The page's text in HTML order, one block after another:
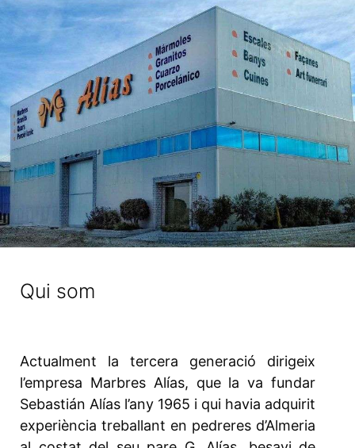
Qui som
Actualment la tercera generació dirigeix
l’empresa Marbres Alías, que la va fundar
Sebastián Alías l’any 1965 i qui havia adquirit
experiència treballant en pedreres d’Almeria